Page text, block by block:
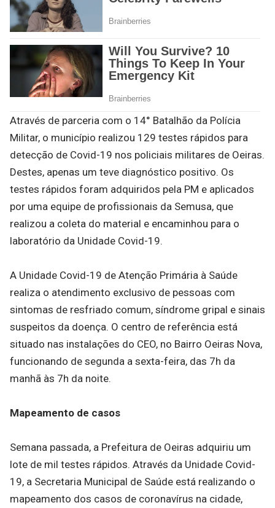
Através de parceria com o 14° Batalhão da Polícia
Militar, o município realizou 129 testes rápidos para
detecção de Covid-19 nos policiais militares de Oeiras.
Destes, apenas um teve diagnóstico positivo. Os
testes rápidos foram adquiridos pela PM e aplicados
por uma equipe de profissionais da Semusa, que
realizou a coleta do material e encaminhou para o
laboratório da Unidade Covid-19.
A Unidade Covid-19 de Atenção Primária à Saúde
realiza o atendimento exclusivo de pessoas com
sintomas de resfriado comum, síndrome gripal e sinais
suspeitos da doença. O centro de referência está
situado nas instalações do CEO, no Bairro Oeiras Nova,
funcionando de segunda a sexta-feira, das 7h da
manhã às 7h da noite.
Mapeamento de casos
Semana passada, a Prefeitura de Oeiras adquiriu um
lote de mil testes rápidos. Através da Unidade Covid-
19, a Secretaria Municipal de Saúde está realizando o
mapeamento dos casos de coronavírus na cidade,